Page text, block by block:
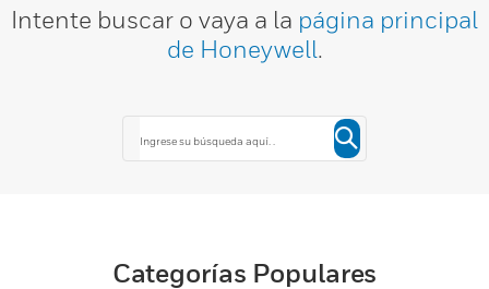
Intente buscar o vaya a la página principal
de Honeywell.
Categorías Populares